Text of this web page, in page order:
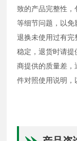
致的产品完整性
等细节问题，以免
退换未使用过有
稳定，退货时请
商提供的质量差
件对照使用说明，